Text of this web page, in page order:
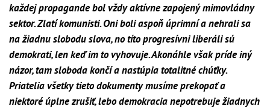
každej propagande bol vždy aktívne zapojený mimovládny
sektor. Zlatí komunisti. Oni boli aspoň úprimní a nehrali sa
na žiadnu slobodu slova, no títo progresívni liberáli sú
demokrati, len keď im to vyhovuje. Akonáhle však príde iný
názor, tam sloboda končí a nastúpia totalitné chúťky.
Priatelia všetky tieto dokumenty musíme prekopať a
niektoré úplne zrušiť, lebo demokracia nepotrebuje žiadnych